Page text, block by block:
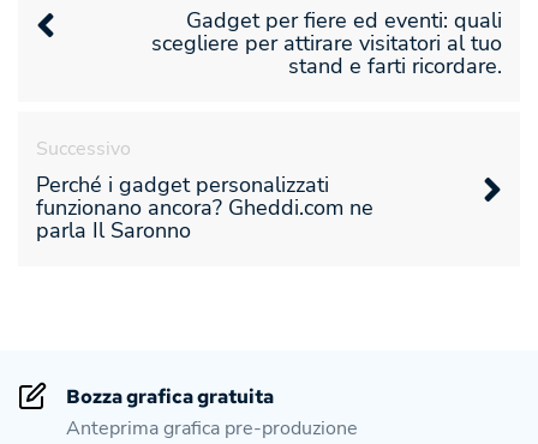
Gadget per fiere ed eventi: quali
scegliere per attirare visitatori al tuo
stand e farti ricordare.
Successivo
Perché i gadget personalizzati
funzionano ancora? Gheddi.com ne
parla Il Saronno
Bozza grafica gratuita
Anteprima grafica pre-produzione